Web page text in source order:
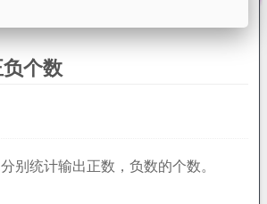
负个数
别统计输出正数，负数的个数。